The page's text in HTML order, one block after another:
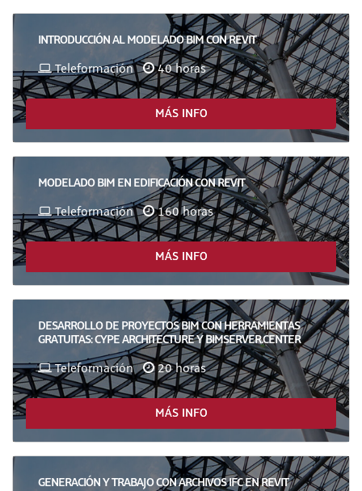
INTRODUCCIÓN AL MODELADO BIM CON REVIT
Teleformación 40 horas
MÁS INFO
MODELADO BIM EN EDIFICACIÓN CON REVIT
Teleformación 160 horas
MÁS INFO
DESARROLLO DE PROYECTOS BIM CON HERRAMIENTAS
GRATUITAS: CYPE ARCHITECTURE Y BIMSERVER.CENTER
Teleformación 20 horas
MÁS INFO
GENERACIÓN Y TRABAJO CON ARCHIVOS IFC EN REVIT